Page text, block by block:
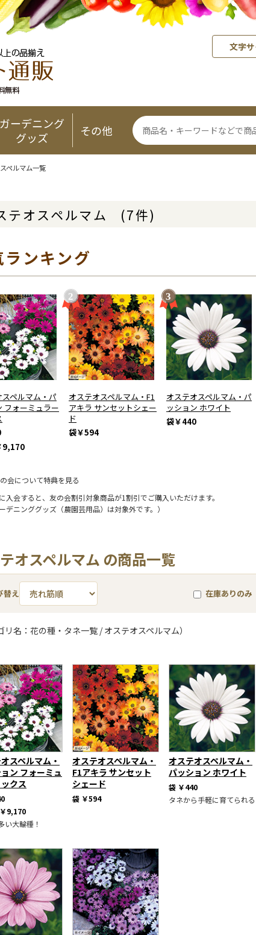
文字
ガーデニング
グッズ
その他
ペルマム一覧
テオスペルマム (7件)
ランキング
ペルマム・パ
フォーミュラー
9,170
オステオスペルマム・F1
アキラ サンセットシェー
ド
袋￥594
オステオスペルマム・パ
ッション ホワイト
袋￥440
会について特典を見る
入会すると、友の会割引対象商品が1割引でご購入いただけます。
デニンググッズ（農園芸用品）は対象外です。）
オスペルマム の商品一覧
替え 在庫ありのみ
リ名：花の種・タネ一覧 / オステオスペルマム）
スペルマム・
ン フォーミュ
クス
￥9,170
い大輪種！
オステオスペルマム・
F1アキラ サンセット
シェード
袋 ￥594
オステオスペルマム・
パッション ホワイト
袋 ￥440
タネから手軽に育てられる